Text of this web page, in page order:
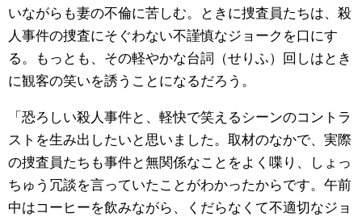
いながらも妻の不倫に苦しむ。ときに捜査員たちは、殺
人事件の捜査にそぐわない不謹慎なジョークを口にす
る。もっとも、その軽やかな台詞（せりふ）回しはとき
に観客の笑いを誘うことになるだろう。
「恐ろしい殺人事件と、軽快で笑えるシーンのコントラ
ストを生み出したいと思いました。取材のなかで、実際
の捜査員たちも事件と無関係なことをよく喋り、しょっ
ちゅう冗談を言っていたことがわかったからです。午前
中はコーヒーを飲みながら、くだらなくて不適切なジョ